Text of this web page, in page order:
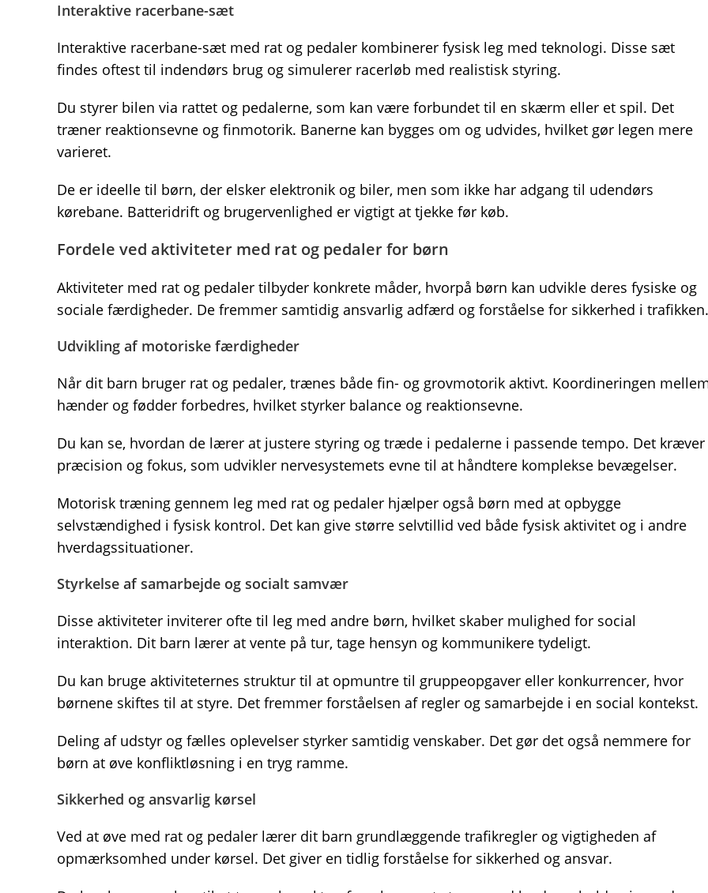
Interaktive racerbane-sæt
Interaktive racerbane-sæt med rat og pedaler kombinerer fysisk leg med teknologi. Disse sæt
findes oftest til indendørs brug og simulerer racerløb med realistisk styring.
Du styrer bilen via rattet og pedalerne, som kan være forbundet til en skærm eller et spil. Det
træner reaktionsevne og finmotorik. Banerne kan bygges om og udvides, hvilket gør legen mere
varieret.
De er ideelle til børn, der elsker elektronik og biler, men som ikke har adgang til udendørs
kørebane. Batteridrift og brugervenlighed er vigtigt at tjekke før køb.
Fordele ved aktiviteter med rat og pedaler for børn
Aktiviteter med rat og pedaler tilbyder konkrete måder, hvorpå børn kan udvikle deres fysiske og
sociale færdigheder. De fremmer samtidig ansvarlig adfærd og forståelse for sikkerhed i trafikken.
Udvikling af motoriske færdigheder
Når dit barn bruger rat og pedaler, trænes både fin- og grovmotorik aktivt. Koordineringen
hænder og fødder forbedres, hvilket styrker balance og reaktionsevne.
Du kan se, hvordan de lærer at justere styring og træde i pedalerne i passende tempo. Det kræver
præcision og fokus, som udvikler nervesystemets evne til at håndtere komplekse bevægelser.
Motorisk træning gennem leg med rat og pedaler hjælper også børn med at opbygge
selvstændighed i fysisk kontrol. Det kan give større selvtillid ved både fysisk aktivitet og i andre
hverdagssituationer.
Styrkelse af samarbejde og socialt samvær
Disse aktiviteter inviterer ofte til leg med andre børn, hvilket skaber mulighed for social
interaktion. Dit barn lærer at vente på tur, tage hensyn og kommunikere tydeligt.
Du kan bruge aktiviteternes struktur til at opmuntre til gruppeopgaver eller konkurrencer, hvor
børnene skiftes til at styre. Det fremmer forståelsen af regler og samarbejde i en social kontekst.
Deling af udstyr og fælles oplevelser styrker samtidig venskaber. Det gør det også nemmere for
børn at øve konfliktløsning i en tryg ramme.
Sikkerhed og ansvarlig kørsel
Ved at øve med rat og pedaler lærer dit barn grundlæggende trafikregler og vigtigheden af
opmærksomhed under kørsel. Det giver en tidlig forståelse for sikkerhed og ansvar.